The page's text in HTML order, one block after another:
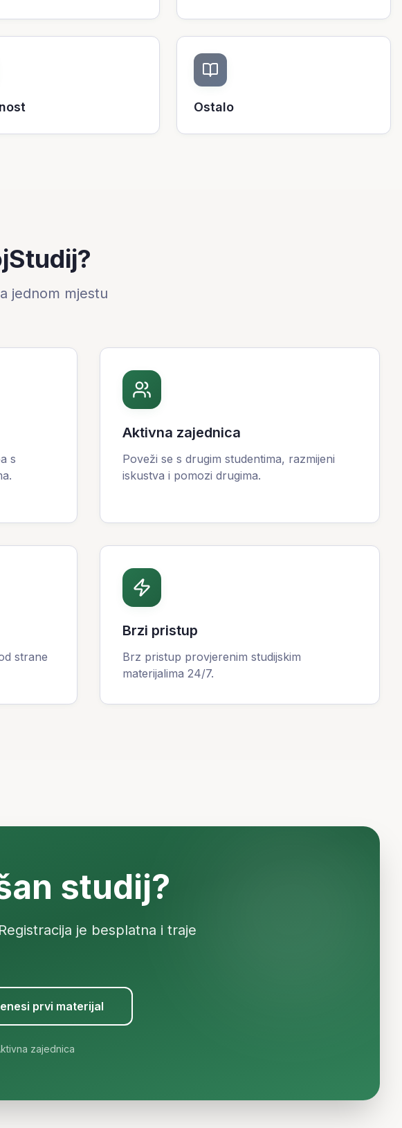
Ostalo
jednom mjestu
s
Aktivna zajednica
Poveži se s drugim studentima, razmijeni
iskustva i pomozi drugima.
strane
Brzi pristup
Brz pristup provjerenim studijskim
materijalima 24/7.
studij?
je besplatna i traje
prvi materijal
zajednica